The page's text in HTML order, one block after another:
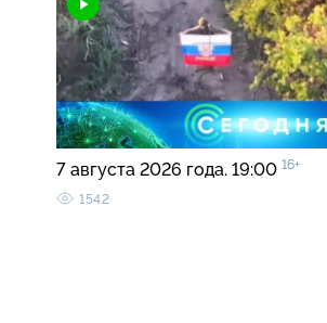
7 августа 2026 года. 19:00 16+
1542